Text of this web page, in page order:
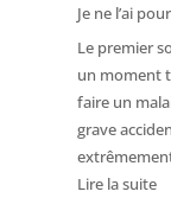
Je ne l’ai
Le premier
un moment
faire un
grave
Lire la suite: